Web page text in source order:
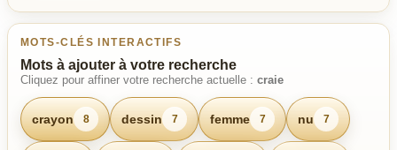
MOTS-CLÉS INTERACTIFS
Mots à ajouter à votre recherche
Cliquez pour affiner votre recherche actuelle : craie
crayon 8 dessin 7 femme 7 nu 7